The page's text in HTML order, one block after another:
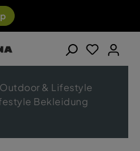
Outdoor & Lifestyle
Bekleidung